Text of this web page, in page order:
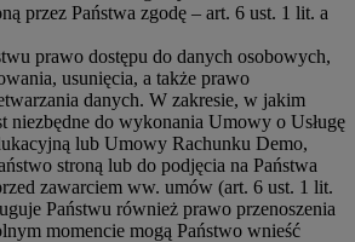
przez Państwa zgodę – art. 6 ust. 1 lit. a
prawo dostępu do danych osobowych,
usunięcia, a także prawo
danych. W zakresie, w jakim
niezbędne do wykonania Umowy o Usługę
lub Umowy Rachunku Demo,
stroną lub do podjęcia na Państwa
zawarciem ww. umów (art. 6 ust. 1 lit.
Państwu również prawo przenoszenia
momencie mogą Państwo wnieść